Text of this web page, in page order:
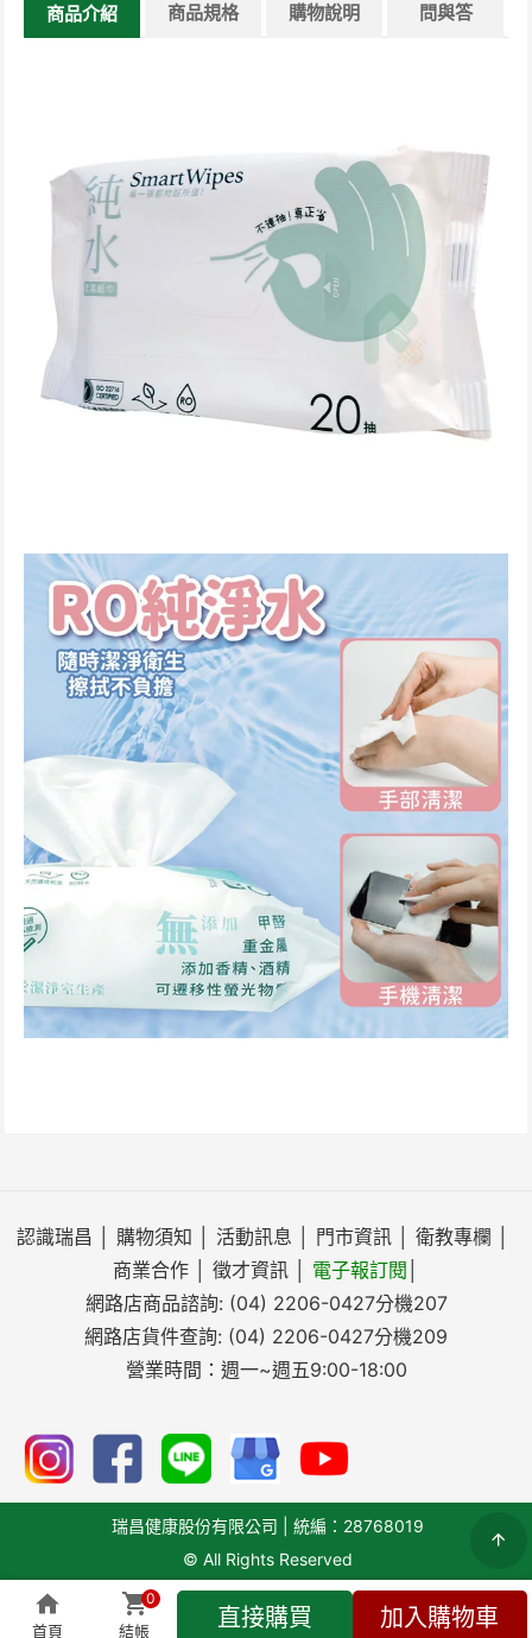
首頁 結帳
0
直接購買 加入購物車
商品介紹 商品規格 購物說明 問與答
認識瑞昌 購物須知 活動訊息 門市資訊 衛教專欄
商業合作
徵才資訊 電子報訂閱
網路店商品諮詢: (04) 2206-0427分機207
網路店貨件查詢: (04) 2206-0427分機209
營業時間：週一~週五9:00-18:00
瑞昌健康股份有限公司 | 統編：28768019
© All Rights Reserved
搜尋 全部商品 即時客服 會員專區 結帳(